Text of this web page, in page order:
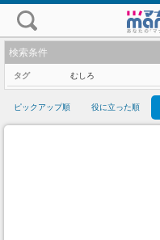
検索条件
タグ むしろ
ピックアップ順 役に立った順